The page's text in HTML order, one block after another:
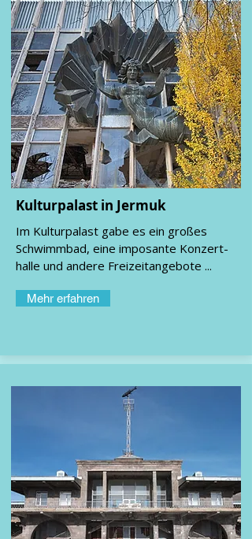
Kulturpalast in Jermuk
Im Kulturpalast gabe es ein großes
Schwimmbad, eine imposante Konzert-
halle und andere Freizeitangebote ...
Mehr erfahren